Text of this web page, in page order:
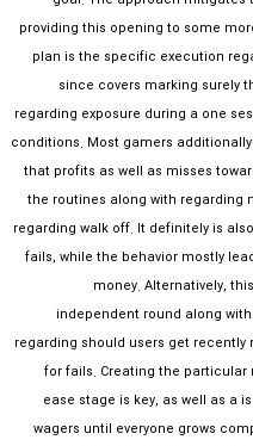
providing this opening to some
plan is the specific execution
since covers marking surely
regarding exposure during a one
conditions. Most gamers
that profits as well as misses
the routines along with regarding
regarding walk off. It definitely is
fails, while the behavior mostly
money. Alternatively,
independent round along
regarding should users get
for fails. Creating the
ease stage is key, as well as a
wagers until everyone grows